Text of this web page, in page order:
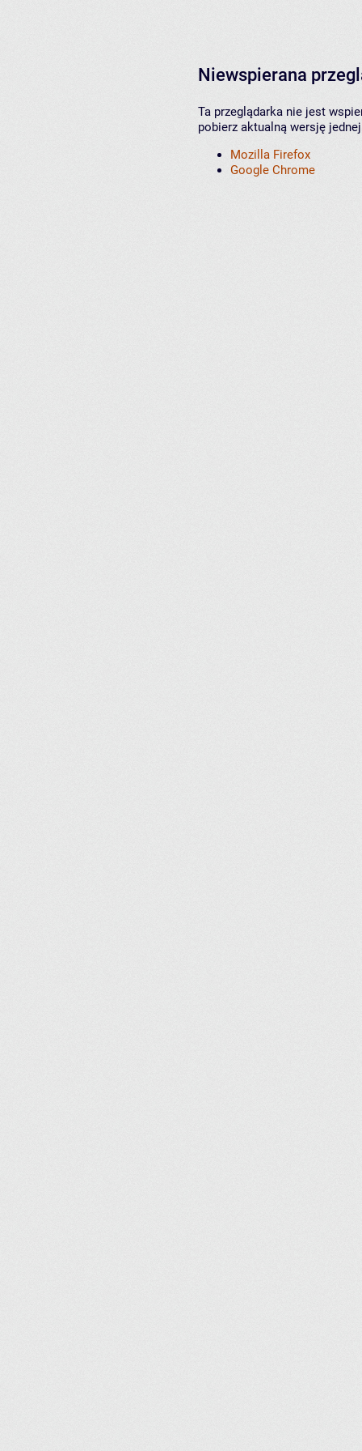
Niewspierana
Ta przeglądarka nie jest
pobierz aktualną wersję
Mozilla Firefox
Google Chrome